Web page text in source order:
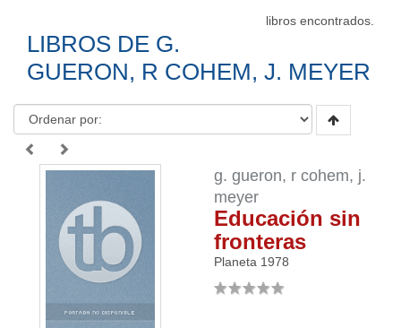
libros encontrados.
LIBROS DE G.
GUERON, R COHEM, J. MEYER
g. gueron, r cohem, j.
meyer
Educación sin
fronteras
Planeta 1978